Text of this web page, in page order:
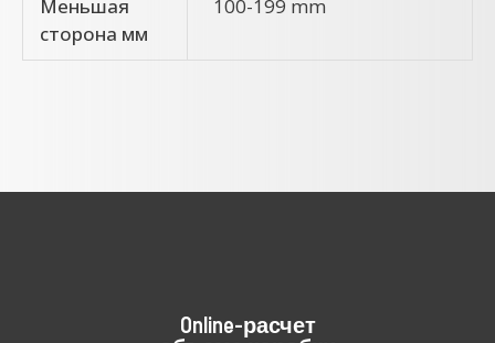
Меньшая
сторона мм
100-199 mm
Online-расчет